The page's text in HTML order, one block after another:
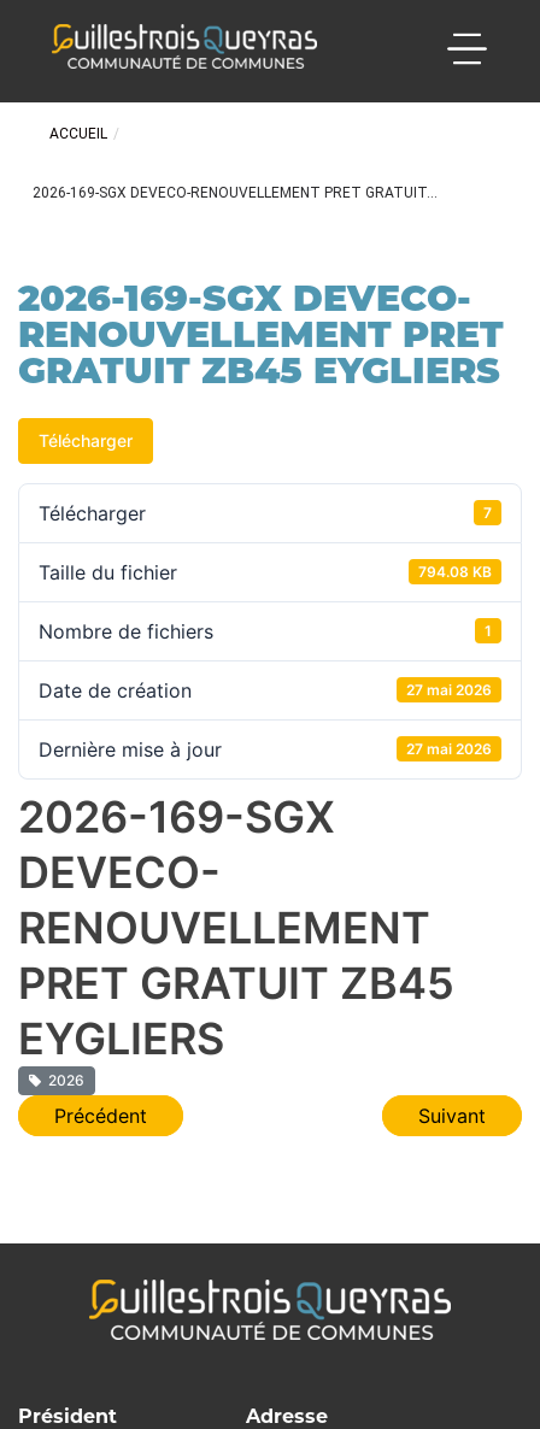
ACCUEIL /
2026-169-SGX DEVECO-RENOUVELLEMENT PRET GRATUIT...
2026-169-SGX DEVECO-
RENOUVELLEMENT PRET
GRATUIT ZB45 EYGLIERS
Télécharger
Télécharger 7
Taille du fichier 794.08 KB
Nombre de fichiers 1
Date de création 27 mai 2026
Dernière mise à jour 27 mai 2026
2026-169-SGX
DEVECO-
RENOUVELLEMENT
PRET GRATUIT ZB45
EYGLIERS
2026
Navigation
Précédent Suivant
Président
Adresse